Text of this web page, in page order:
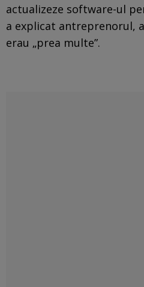
actualizeze software-ul
a explicat antreprenorul,
erau „prea multe”.